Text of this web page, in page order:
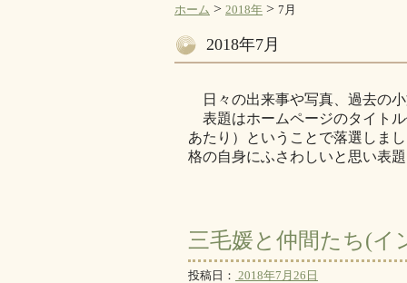
ホーム > 2018年 > 7月
2018年7月
日々の出来事や写真、過去の
表題はホームページのタイト
あたり）ということで落選しま
格の自身にふさわしいと思い表
三毛媛と仲間たち(イ
投稿日： 2018年7月26日